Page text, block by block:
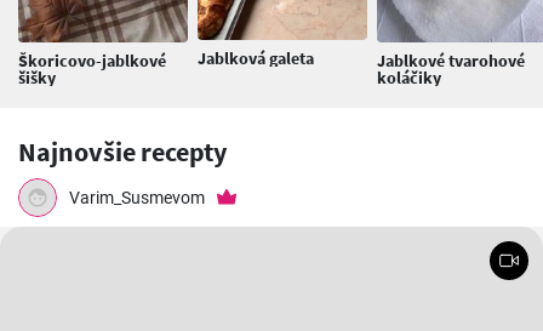
Škoricovo-jablkové
šišky
Jablková galeta Jablkové tvarohové
koláčiky
Najnovšie recepty
Varim_Susmevom